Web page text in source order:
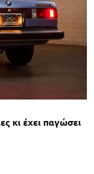
κι έχει παγώσει